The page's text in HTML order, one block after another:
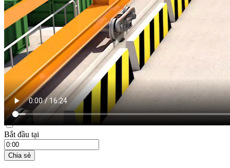
Nâng cao năng lực phòng vệ thương mại trong lĩnh vực công
nghiệp
Nguồn: SCTV8 - VITV
21:35 ngày 01/11/2025
Bắt đầu tại
Chia sẻ